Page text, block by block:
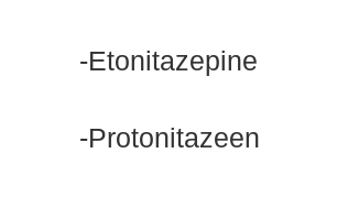
-Etonitazepine
-Protonitazeen